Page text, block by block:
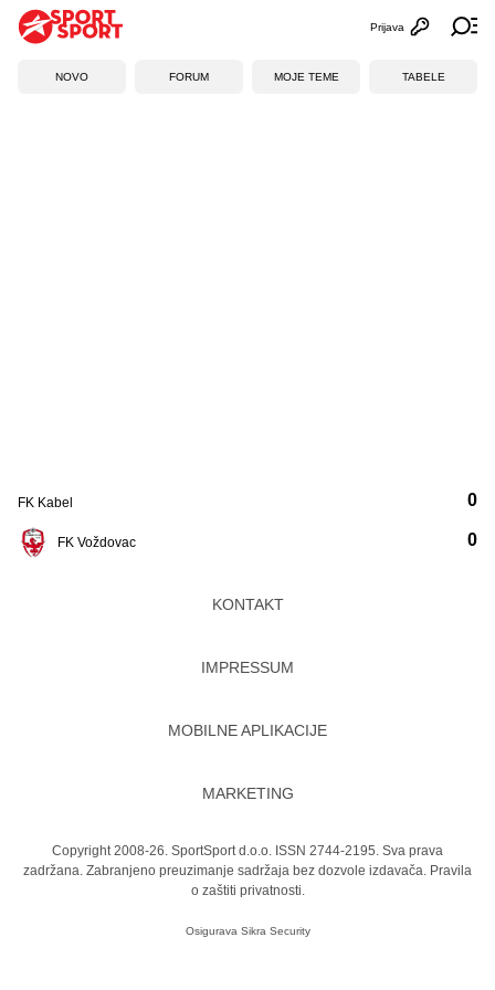
Otvori
Prijava
NOVO FORUM MOJE TEME TABELE
FK Kabel
FK Voždovac
0
0
KONTAKT
IMPRESSUM
MOBILNE APLIKACIJE
MARKETING
Copyright 2008-26. SportSport d.o.o. ISSN 2744-2195. Sva prava
zadržana. Zabranjeno preuzimanje sadržaja bez dozvole izdavača. Pravila
o zaštiti privatnosti.
Osigurava Sikra Security